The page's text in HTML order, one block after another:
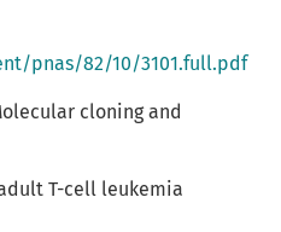
pnas/82/10/3101.full.pdf
cloning and
T-cell leukemia